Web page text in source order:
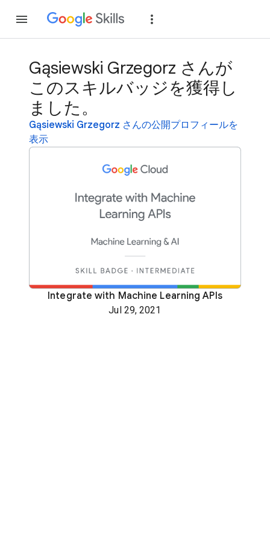
Gąsiewski Grzegorz さんが
このスキルバッジを獲得し
ました。
Gąsiewski Grzegorz さんの公開プロフィールを
表示